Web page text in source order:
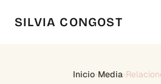
SILVIA CONGOST
Inicio›Media›